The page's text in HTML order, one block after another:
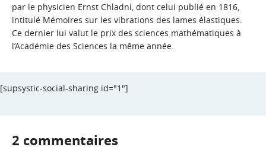
par le physicien Ernst Chladni, dont celui publié en 1816,
intitulé Mémoires sur les vibrations des lames élastiques
Ce dernier lui valut le prix des sciences mathématiques à
l’Académie des Sciences la même année.
[supsystic-social-sharing id="1"]
2 commentaires